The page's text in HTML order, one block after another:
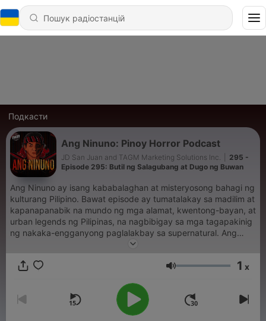
Подкасти
Ang Ninuno: Pinoy Horror Podcast
JD San Juan and TAGM Marketing Solutions Inc.
295 -
Episode 295: Butil ng Salagubang at Dugo ng Buwan
Ang Ninuno ay isang kababalaghan at misteryosong bahagi ng
kulturang Pilipino. Bawat episode ay tumatalakay sa madilim at
kapanapanabik na mundo ng mga alamat, kwentong-bayan, at
urban legends ng Pilipinas, na nagbibigay sa mga tagapakinig
ng nakaka-engganyong paglalakbay sa supernatural. Ang
seryeng ito ay maingat na binuo upang itampok ang mga
kanilang pagyaman sa kulturang Pilipino. For brand
opportunities with our podcast, please contact our
management team at info@tagm.com.
Гучність 1 x